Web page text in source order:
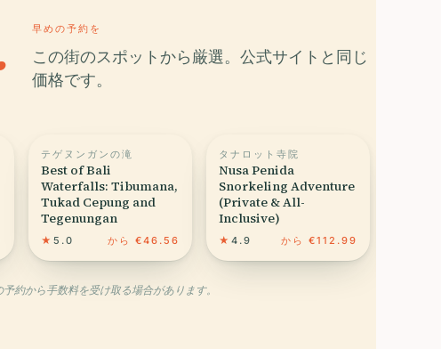
早めの予約を
この街のスポットから厳選。公式サイトと同じ
価格です。
テゲヌンガンの滝
Best of Bali
Waterfalls: Tibumana,
Tukad Cepung and
Tegenungan
★ 5.0 から €46.56
タナロット寺院
Nusa Penida
Snorkeling Adventure
(Private & All-
Inclusive)
★ 4.9 から €112.99
約から手数料を受け取る場合があります。